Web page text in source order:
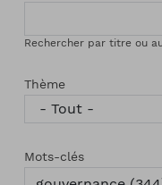
Rechercher par titre ou
Thème
Mots-clés